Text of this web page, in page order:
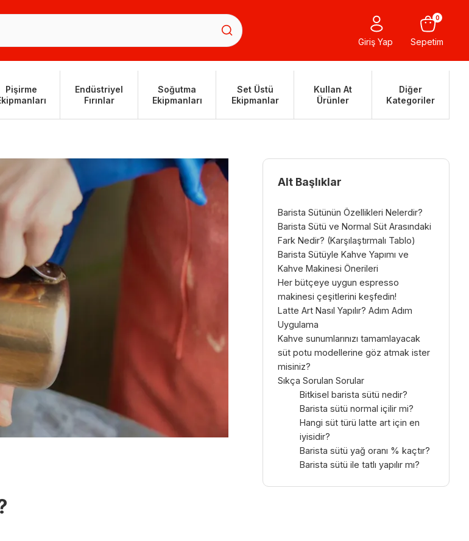
Giriş Yap Sepetim
0
Pişirme
Endüstriyel
Fırınlar
Soğutma
Ekipmanları
Set Üstü
Ekipmanlar
Kullan At
Ürünler
Diğer
Kategoriler
Alt Başlıklar
Barista Sütünün Özellikleri Nelerdir?
Barista Sütü ve Normal Süt Arasındaki
Fark Nedir? (Karşılaştırmalı Tablo)
Barista Sütüyle Kahve Yapımı ve
Kahve Makinesi Önerileri
Her bütçeye uygun espresso
makinesi çeşitlerini keşfedin!
Latte Art Nasıl Yapılır? Adım Adım
Uygulama
Kahve sunumlarınızı tamamlayacak
süt potu modellerine göz atmak ister
misiniz?
Sıkça Sorulan Sorular
Bitkisel barista sütü nedir?
Barista sütü normal içilir mi?
Hangi süt türü latte art için en
iyisidir?
Barista sütü yağ oranı % kaçtır?
Barista sütü ile tatlı yapılır mı?